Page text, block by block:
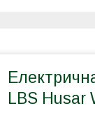
LBS Husar